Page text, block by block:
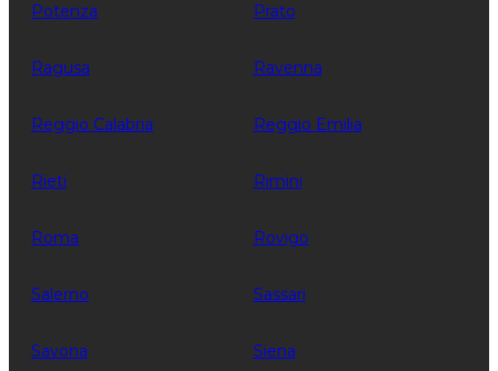
Potenza Prato
Ragusa Ravenna
Reggio Calabria Reggio Emilia
Rieti Rimini
Roma Rovigo
Salerno Sassari
Savona Siena